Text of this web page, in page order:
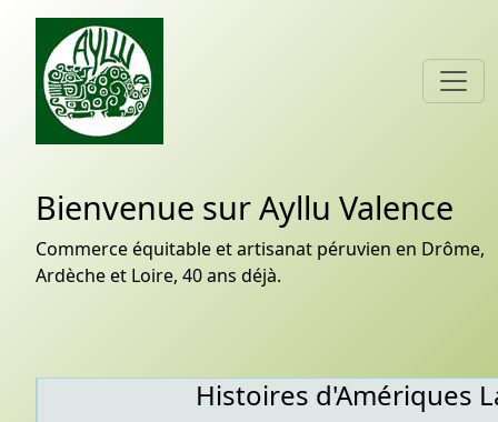
Bienvenue sur Ayllu Valence
Commerce équitable et artisanat péruvien en Drôme,
Ardèche et Loire, 40 ans déjà.
Histoires d'Amériques